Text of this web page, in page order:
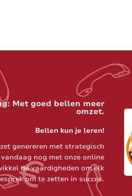
Met goed bellen meer
omzet.
Bellen kun je leren!
genereren met strategisch
nog met onze online
de vaardigheden om elk
om te zetten in succes.